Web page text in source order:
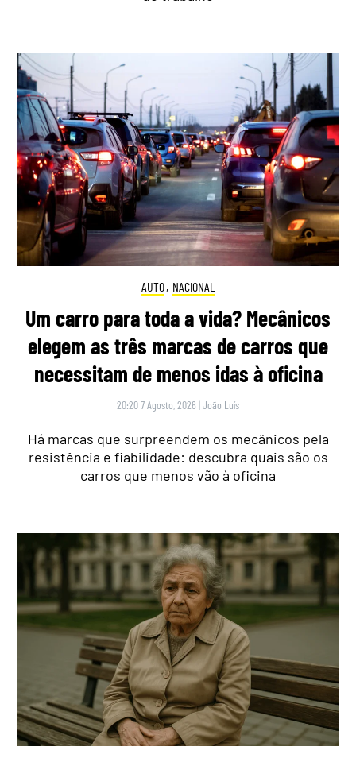
AUTO, NACIONAL
Um carro para toda a vida? Mecânicos
elegem as três marcas de carros que
necessitam de menos idas à oficina
20:20 7 Agosto, 2026 |João Luís
Há marcas que surpreendem os mecânicos pela
resistência e fiabilidade: descubra quais são os
carros que menos vão à oficina